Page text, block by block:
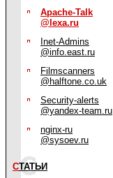
Apache-Talk
@lexa.ru
Inet-Admins
@info.east.ru
Filmscanners
@halftone.co.uk
Security-alerts
@yandex-team.ru
nginx-ru
@sysoev.ru
СТАТЬИ